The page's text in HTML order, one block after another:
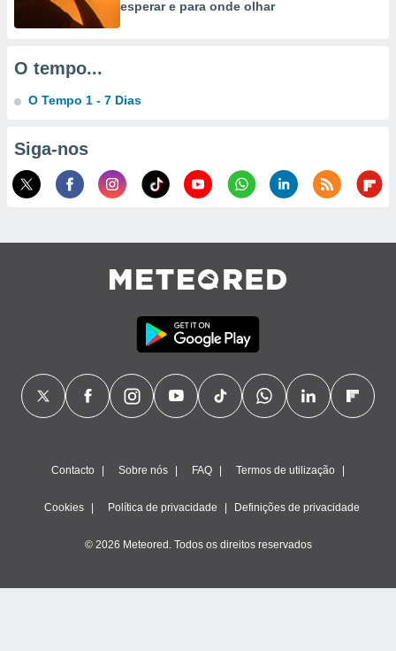
esperar e para onde olhar
O tempo...
O Tempo 1 - 7 Dias
Siga-nos
Contacto Sobre nós FAQ Termos de utilização
Cookies Política de privacidade Definições de privacidade
© 2026 Meteored. Todos os direitos reservados